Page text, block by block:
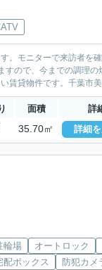
。モニターで来訪者を
ので、今までの調理の
賃貸物件です。千葉市
面積 詳
35.70㎡ 詳細
輪場 オートロック
配ボックス
防犯カメ